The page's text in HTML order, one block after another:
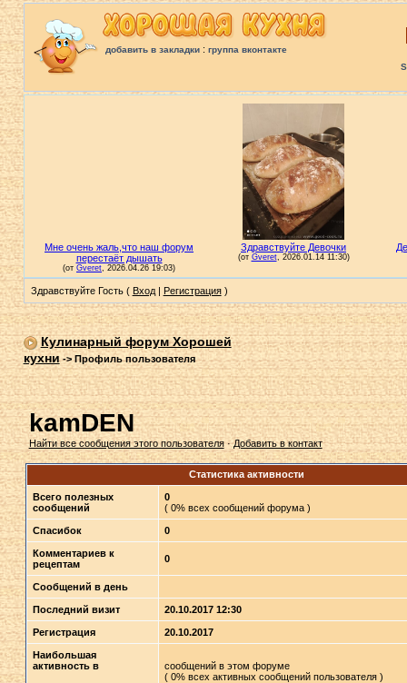
добавить в закладки: группа вконтакте
Здравствуйте Гость ( Вход| Регистрация)
Кулинарный форум Хорошей
кухни->Профиль пользователя
kamDEN
Найти все сообщения этого пользователя·Добавить в контакт
Статистика активности
Всего полезных
сообщений
0
( 0% всех сообщений форума )
Спасибок 0
Комментариев к
рецептам
0
Сообщений в день
Последний визит 20.10.2017 12:30
Регистрация 20.10.2017
Наибольшая
активность в
сообщений в этом форуме
( 0% всех активных сообщений пользователя )